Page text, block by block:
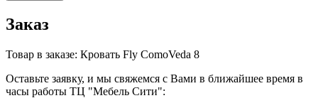
Заказ
Товар в заказе: Кровать Fly ComoVeda 8
Оставьте заявку, и мы свяжемся с Вами в ближайшее время в
часы работы ТЦ "Мебель Сити":